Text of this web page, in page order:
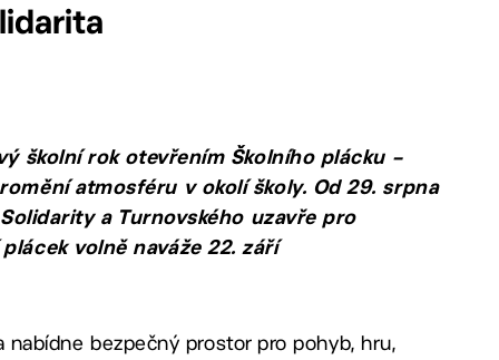
školní rok otevřením Školního plácku –
atmosféru v okolí školy. Od 29. srpna
a Turnovského uzavře pro
volně naváže 22. září
nabídne bezpečný prostor pro pohyb, hru,